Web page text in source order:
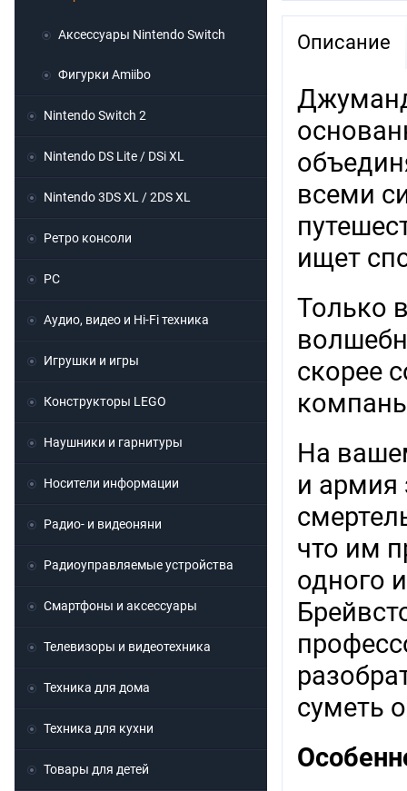
Описание
всеми
ищет
Только
скорее
На
и армия
что им
одного
суметь
Аксессуары Nintendo Switch
Фигурки Amiibo
Nintendo Switch 2
Nintendo DS Lite / DSi XL
Nintendo 3DS XL / 2DS XL
Ретро консоли
PC
Аудио, видео и Hi-Fi техника
Игрушки и игры
Конструкторы LEGO
Наушники и гарнитуры
Носители информации
Радио- и видеоняни
Радиоуправляемые устройства
Смартфоны и аксессуары
Телевизоры и видеотехника
Техника для дома
Техника для кухни
Товары для детей